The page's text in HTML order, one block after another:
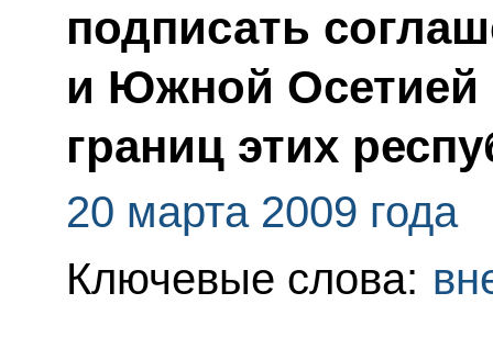
подписать
и Южной Осетией
границ этих
20 марта 2009 года
Ключевые слова: